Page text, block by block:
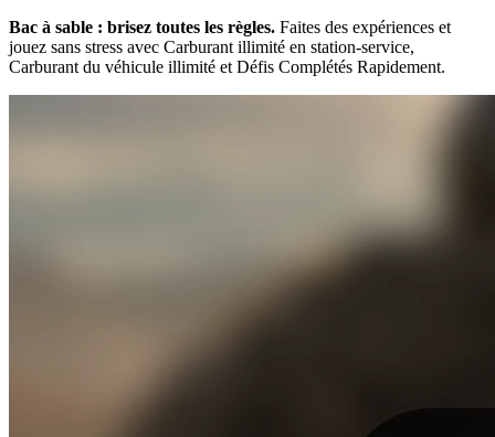
Bac à sable : brisez toutes les règles. Faites des expériences et
jouez sans stress avec Carburant illimité en station-service,
Carburant du véhicule illimité et Défis Complétés Rapidement.